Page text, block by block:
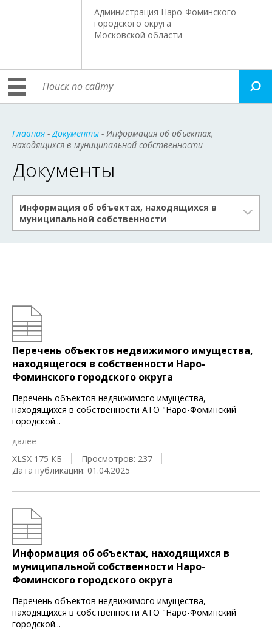
Администрация Наро-Фоминского
городского округа
Московской области
Главная -Документы - Информация об объектах,
находящихся в муниципальной собственности
Документы
Информация об объектах, находящихся в
муниципальной собственности
Перечень объектов недвижимого имущества,
находящегося в собственности Наро-
Фоминского городского округа
Перечень объектов недвижимого имущества,
находящихся в собственности АТО "Наро-Фоминский
городской...
далее
XLSX 175 КБ
Просмотров: 237
Дата публикации: 01.04.2025
Информация об объектах, находящихся в
муниципальной собственности Наро-
Фоминского городского округа
Перечень объектов недвижимого имущества,
находящихся в собственности АТО "Наро-Фоминский
городской...